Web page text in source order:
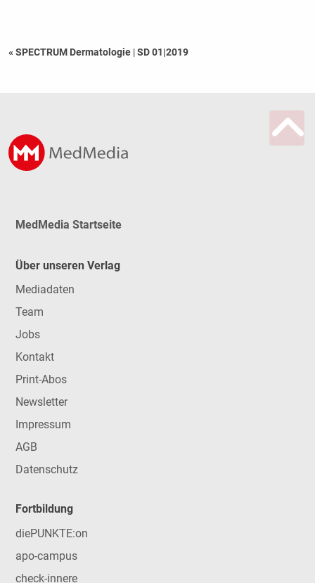
« SPECTRUM Dermatologie |SD 01|2019
MedMedia Startseite
Über unseren Verlag
Mediadaten
Team
Jobs
Kontakt
Print-Abos
Newsletter
Impressum
AGB
Datenschutz
Fortbildung
diePUNKTE:on
apo-campus
check-innere